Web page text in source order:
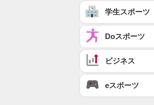
学生スポーツ
Doスポーツ
ビジネス
eスポーツ